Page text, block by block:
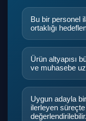
Bu bir personel
ortaklığı
Ürün altyapısı
ve muhasebe
Uygun adayla
ilerleyen
değerlendirilebilir.